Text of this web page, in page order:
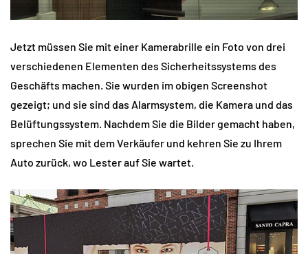
Jetzt müssen Sie mit einer Kamerabrille ein Foto von drei
verschiedenen Elementen des Sicherheitssystems des
Geschäfts machen. Sie wurden im obigen Screenshot
gezeigt; und sie sind das Alarmsystem, die Kamera und das
Belüftungssystem. Nachdem Sie die Bilder gemacht haben,
sprechen Sie mit dem Verkäufer und kehren Sie zu Ihrem
Auto zurück, wo Lester auf Sie wartet.